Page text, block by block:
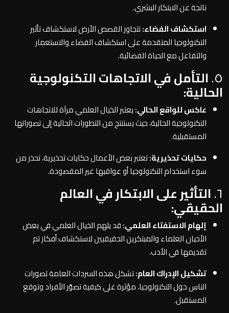
ناتجة عن الابتكار البشري.
استكشاف الفضاء:تتجاوز القصص الأرض لاستكشاف تأثير
التكنولوجيا المتقدمة على استكشاف الفضاء والاستعمار
والتفاعل مع الحياة الفضائية.
٥. التأمل في الاتجاهات التكنولوجية
الحالية:
عاكس للواقع الحالي:يعتبر الخيال العلمي مرآة للاتجاهات
التكنولوجية الحالية، حيث يستنتج من التطورات الحالية إلى تصوراتها
المستقبلية.
حكايات تحذيرية:تعتبر بعض الأعمال حكايات تحذيرية، تحذر من
سوء استخدام التكنولوجيا أو عواقبها غير المقصودة.
٦. التأثير على الابتكار في العالم
الحقيقي:
إلهام الاستفتاء العلمي:قد يلهم الخيال العلمي في بعض
الأحيان العلماء والمبتكرين الحقيقيين لاستكشاف أفكار تم
تقديمها في الأدب.
تشكيل الإدراك العام:تشكل هذه السردات العامة تصورات
الناس حول التكنولوجيا، مؤثرة على كيفية تصوّر الأفراد وتوقع
المستقبل.